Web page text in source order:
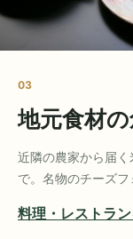
03
地元食材
近隣の農家から届
で。名物のチーズフ
料理・レストラ